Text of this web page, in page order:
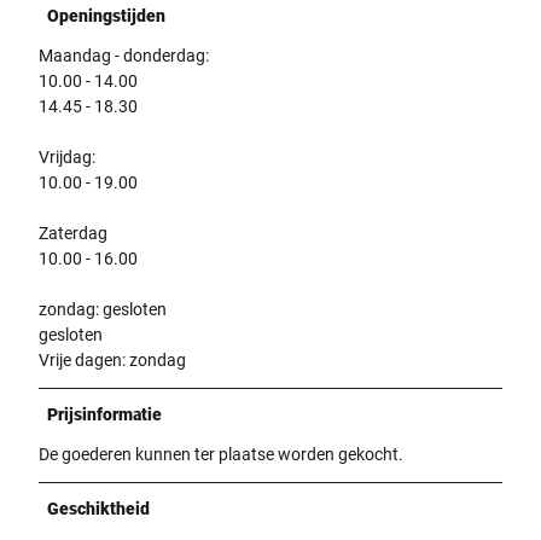
Openingstijden
Maandag - donderdag:
10.00 - 14.00
14.45 - 18.30
Vrijdag:
10.00 - 19.00
Zaterdag
10.00 - 16.00
zondag: gesloten
gesloten
Vrije dagen: zondag
Prijsinformatie
De goederen kunnen ter plaatse worden gekocht.
Geschiktheid